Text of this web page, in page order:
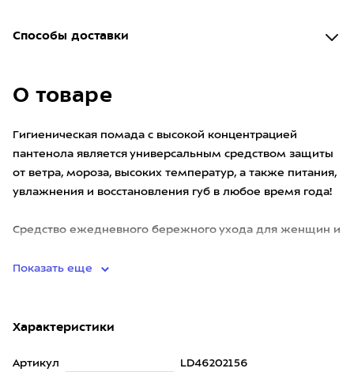
Способы доставки
О товаре
Гигиеническая помада с высокой концентрацией
пантенола является универсальным средством защиты
от ветра, мороза, высоких температур, а также питания,
увлажнения и восстановления губ в любое время года!
Средство ежедневного бережного ухода для женщин и
Показать еще
Характеристики
Артикул LD46202156